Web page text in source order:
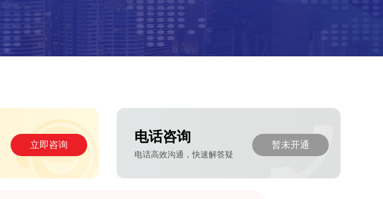
立即咨询
电话咨询
电话高效沟通，快速解答疑
暂未开通